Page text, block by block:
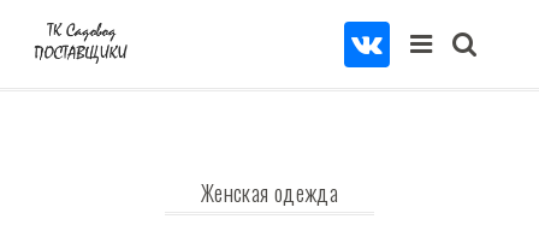
Женская одежда